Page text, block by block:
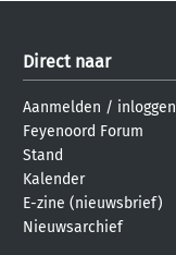
Direct naar
Aanmelden / inloggen
Feyenoord Forum
Stand
Kalender
E-zine (nieuwsbrief)
Nieuwsarchief